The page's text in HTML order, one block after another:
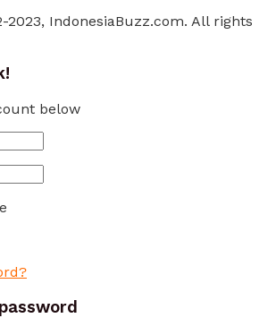
2023, IndonesiaBuzz.com. All rights
below